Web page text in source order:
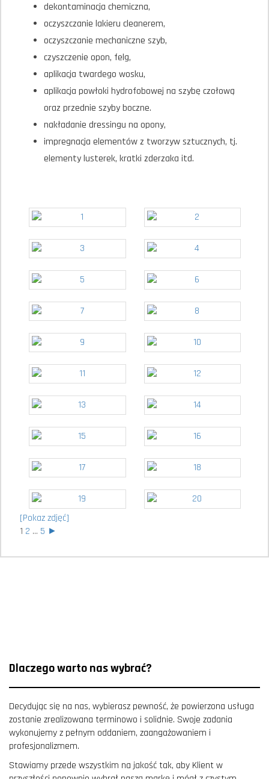
dekontaminacja chemiczna,
oczyszczanie lakieru cleanerem,
oczyszczanie mechaniczne szyb,
czyszczenie opon, felg,
aplikacja twardego wosku,
aplikacja powłoki hydrofobowej na szybę czołową
oraz przednie szyby boczne.
nakładanie dressingu na opony,
impregnacja elementów z tworzyw sztucznych, tj.
elementy lusterek, kratki zderzaka itd.
[Pokaz zdjęć]
1 2 ... 5 ►
Dlaczego warto nas wybrać?
Decydując się na nas, wybierasz pewność, że powierzona usługa
zostanie zrealizowana terminowo i solidnie. Swoje zadania
wykonujemy z pełnym oddaniem, zaangażowaniem i
profesjonalizmem.
Stawiamy przede wszystkim na jakość tak, aby Klient w